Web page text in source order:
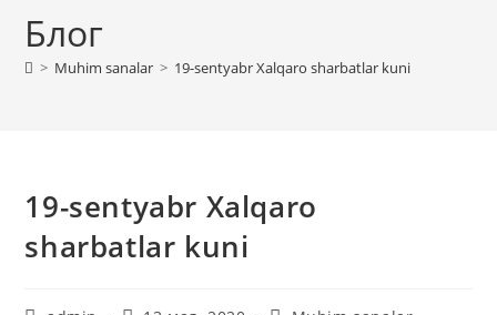
Блог
> Muhim sanalar > 19-sentyabr Xalqaro sharbatlar kuni
19-sentyabr Xalqaro
sharbatlar kuni